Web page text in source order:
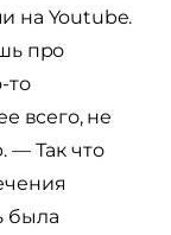
на Youtube.
про
то
всего, не
— Так что
была